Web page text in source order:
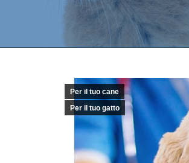
Per il tuo cane
Per il tuo gatto